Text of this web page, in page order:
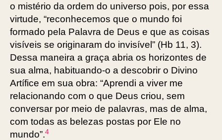
o mistério da ordem do universo pois, por essa
virtude, “reconhecemos que o mundo foi
formado pela Palavra de Deus e que as coisas
visíveis se originaram do invisível” (Hb 11, 3).
Dessa maneira a graça abria os horizontes de
sua alma, habituando-o a descobrir o Divino
Artífice em sua obra: “Aprendi a viver me
relacionando com o que Deus criou, sem
conversar por meio de palavras, mas de alma,
com todas as belezas postas por Ele no
mundo”.4